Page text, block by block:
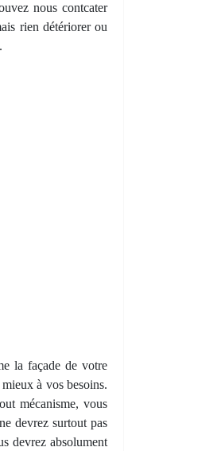
nous contcater
rien détériorer ou
la façade de votre
à vos besoins.
mécanisme, vous
devrez surtout pas
devrez absolument